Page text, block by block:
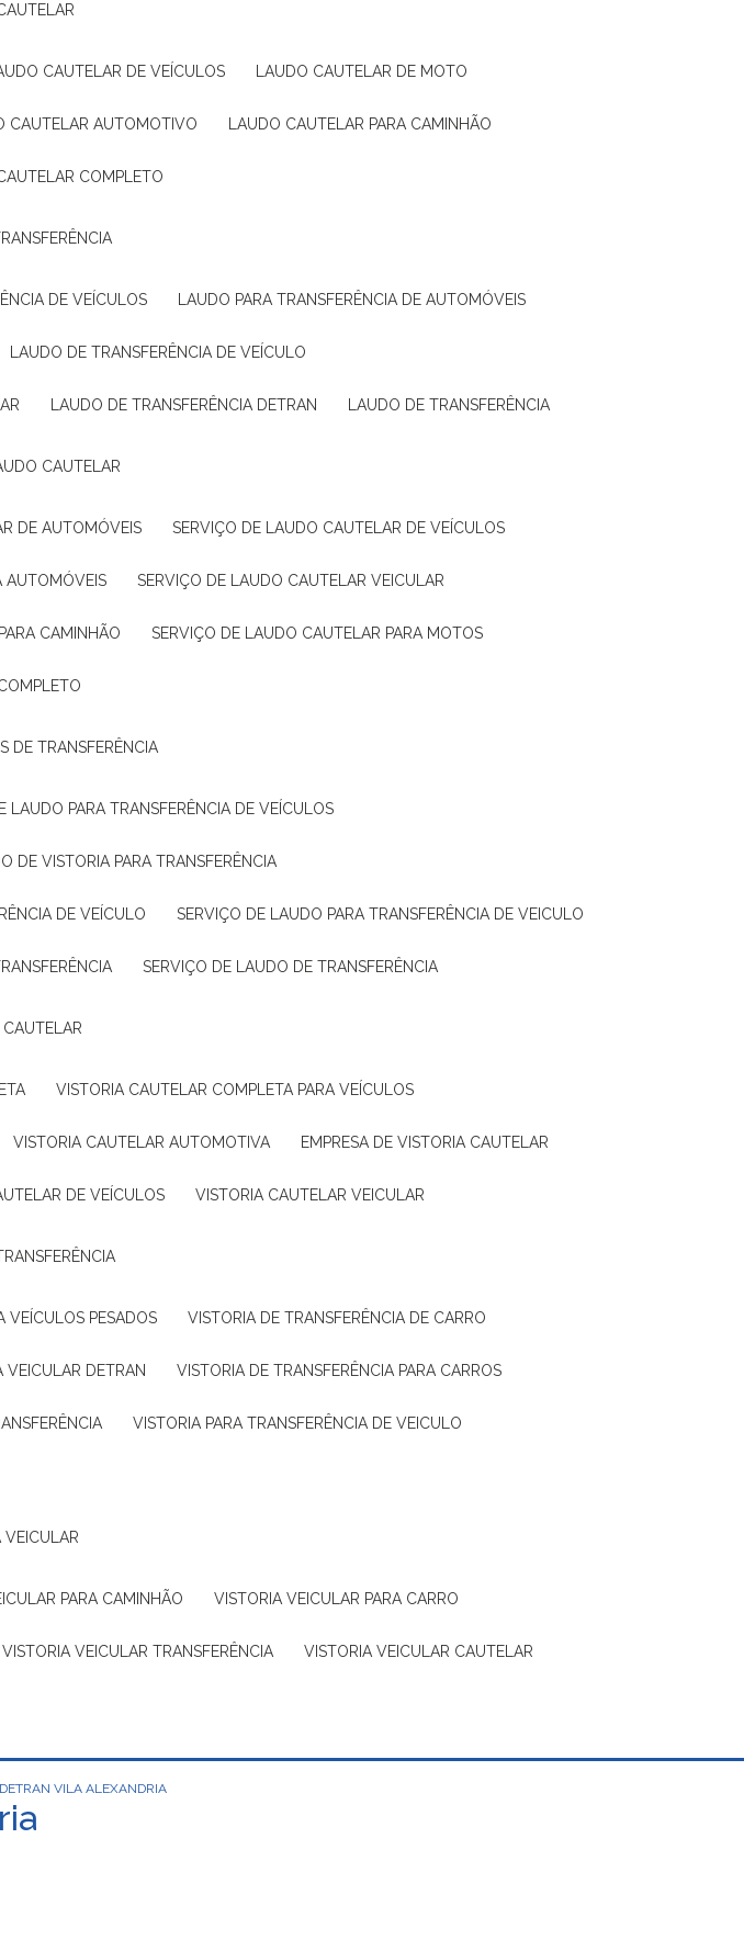
CAUTELAR DE VEÍCULOS LAUDO CAUTELAR DE MOTO
CAUTELAR AUTOMOTIVO LAUDO CAUTELAR PARA CAMINHÃO
COMPLETO
DE VEÍCULOS LAUDO PARA TRANSFERÊNCIA DE AUTOMÓVEIS
LAUDO DE TRANSFERÊNCIA DE VEÍCULO
LAUDO DE TRANSFERÊNCIA DETRAN LAUDO DE TRANSFERÊNCIA
CAUTELAR
DE AUTOMÓVEIS SERVIÇO DE LAUDO CAUTELAR DE VEÍCULOS
AUTOMÓVEIS SERVIÇO DE LAUDO CAUTELAR VEICULAR
CAMINHÃO SERVIÇO DE LAUDO CAUTELAR PARA MOTOS
DE TRANSFERÊNCIA
LAUDO PARA TRANSFERÊNCIA DE VEÍCULOS
DE VISTORIA PARA TRANSFERÊNCIA
DE VEÍCULO SERVIÇO DE LAUDO PARA TRANSFERÊNCIA DE VEICULO
SERVIÇO DE LAUDO DE TRANSFERÊNCIA
CAUTELAR
VISTORIA CAUTELAR COMPLETA PARA VEÍCULOS
VISTORIA CAUTELAR AUTOMOTIVA EMPRESA DE VISTORIA CAUTELAR
DE VEÍCULOS VISTORIA CAUTELAR VEICULAR
VEÍCULOS PESADOS VISTORIA DE TRANSFERÊNCIA DE CARRO
VEICULAR DETRAN VISTORIA DE TRANSFERÊNCIA PARA CARROS
VISTORIA PARA TRANSFERÊNCIA DE VEICULO
VEICULAR
PARA CAMINHÃO VISTORIA VEICULAR PARA CARRO
VISTORIA VEICULAR TRANSFERÊNCIA VISTORIA VEICULAR CAUTELAR
VILA ALEXANDRIA